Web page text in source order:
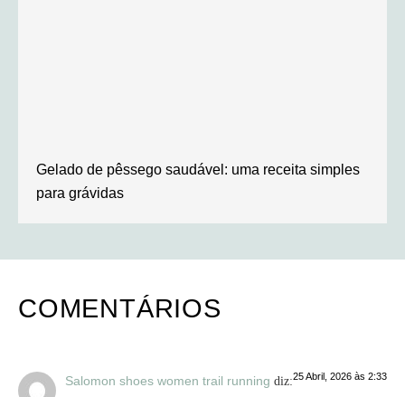
Gelado de pêssego saudável: uma receita simples
para grávidas
COMENTÁRIOS
Salomon shoes women trail running diz:25 Abril, 2026 às 2:33